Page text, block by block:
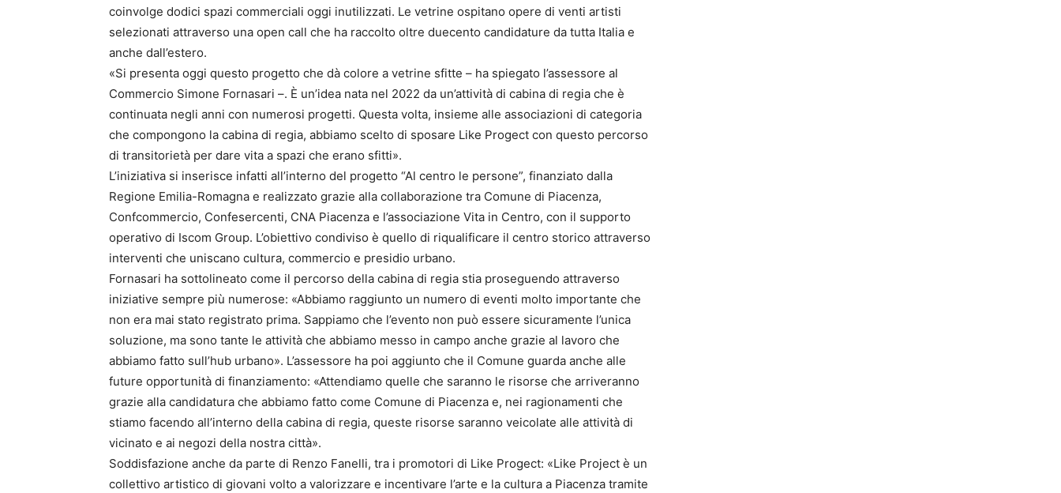
coinvolge dodici spazi commerciali oggi inutilizzati. Le vetrine ospitano opere di venti artisti
selezionati attraverso una open call che ha raccolto oltre duecento candidature da tutta Italia e
anche dall’estero.
«Si presenta oggi questo progetto che dà colore a vetrine sfitte – ha spiegato l’assessore al
Commercio Simone Fornasari –. È un’idea nata nel 2022 da un’attività di cabina di regia che è
continuata negli anni con numerosi progetti. Questa volta, insieme alle associazioni di categoria
che compongono la cabina di regia, abbiamo scelto di sposare Like Progect con questo percorso
di transitorietà per dare vita a spazi che erano sfitti».
L’iniziativa si inserisce infatti all’interno del progetto “Al centro le persone”, finanziato dalla
Regione Emilia-Romagna e realizzato grazie alla collaborazione tra Comune di Piacenza,
Confcommercio, Confesercenti, CNA Piacenza e l’associazione Vita in Centro, con il supporto
operativo di Iscom Group. L’obiettivo condiviso è quello di riqualificare il centro storico attraverso
interventi che uniscano cultura, commercio e presidio urbano.
Fornasari ha sottolineato come il percorso della cabina di regia stia proseguendo attraverso
iniziative sempre più numerose: «Abbiamo raggiunto un numero di eventi molto importante che
non era mai stato registrato prima. Sappiamo che l’evento non può essere sicuramente l’unica
soluzione, ma sono tante le attività che abbiamo messo in campo anche grazie al lavoro che
abbiamo fatto sull’hub urbano». L’assessore ha poi aggiunto che il Comune guarda anche alle
future opportunità di finanziamento: «Attendiamo quelle che saranno le risorse che arriveranno
grazie alla candidatura che abbiamo fatto come Comune di Piacenza e, nei ragionamenti che
stiamo facendo all’interno della cabina di regia, queste risorse saranno veicolate alle attività di
vicinato e ai negozi della nostra città».
Soddisfazione anche da parte di Renzo Fanelli, tra i promotori di Like Progect: «Like Project è un
collettivo artistico di giovani volto a valorizzare e incentivare l’arte e la cultura a Piacenza tramite